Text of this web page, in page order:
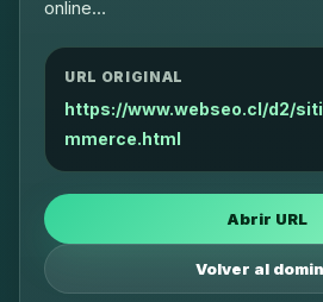
online…
URL ORIGINAL
https://www.webseo.cl/d2/
mmerce.html
Abrir URL
Volver al